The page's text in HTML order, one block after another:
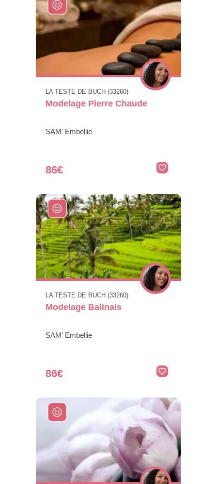
LA TESTE DE BUCH (33260)
Modelage Pierre Chaude
SAM' Embellie
86€
LA TESTE DE BUCH (33260)
Modelage Balinais
SAM' Embellie
86€